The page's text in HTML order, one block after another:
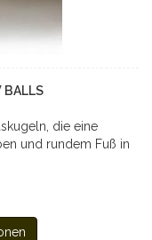
die eine
und rundem Fuß in